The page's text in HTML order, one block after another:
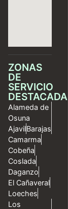
ZONAS
DE
SERVICIO
DESTACADAS
Alameda de
Osuna
AjavilBarajas
Camarma
Cobeña
Coslada
Daganzo
El Cañaveral
Loeches
Los